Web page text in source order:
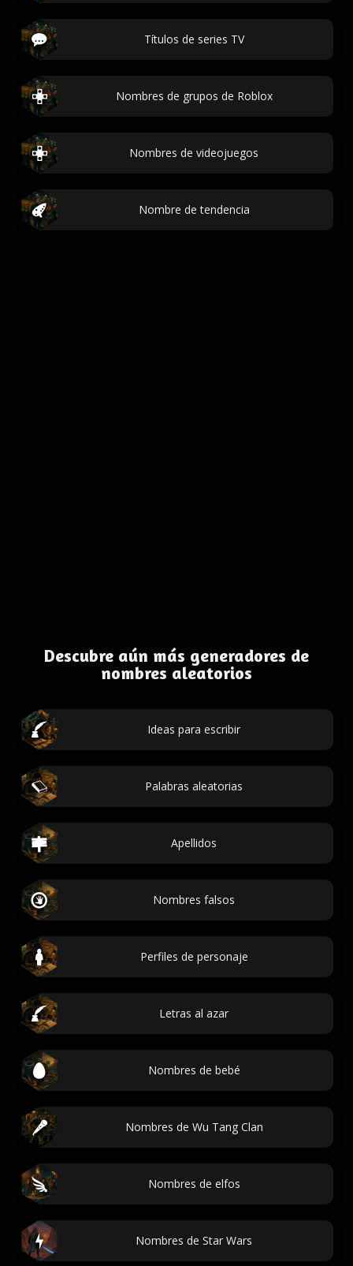
Títulos de series TV
Nombres de grupos de Roblox
Nombres de videojuegos
Nombre de tendencia
Descubre aún más generadores de
nombres aleatorios
Ideas para escribir
Palabras aleatorias
Apellidos
Nombres falsos
Perfiles de personaje
Letras al azar
Nombres de bebé
Nombres de Wu Tang Clan
Nombres de elfos
Nombres de Star Wars